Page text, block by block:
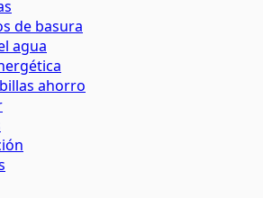
de basura
agua
ahorro